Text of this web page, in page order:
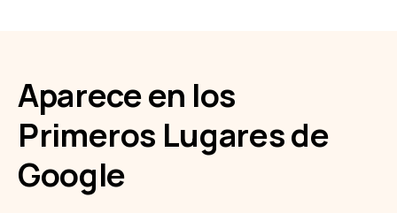
Aparece en los
Primeros Lugares de
Google